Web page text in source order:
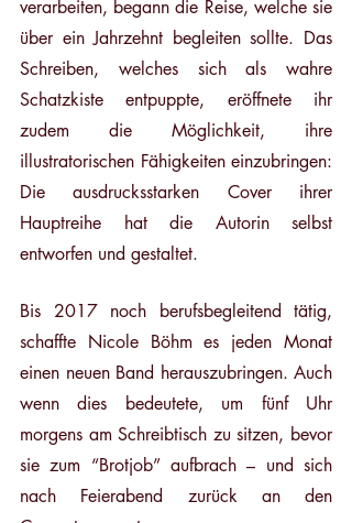
verarbeiten, begann die Reise, welche sie
über ein Jahrzehnt begleiten sollte. Das
Schreiben, welches sich als wahre
Schatzkiste entpuppte, eröffnete ihr
zudem die Möglichkeit, ihre
illustratorischen Fähigkeiten einzubringen:
Die ausdrucksstarken Cover ihrer
Hauptreihe hat die Autorin selbst
entworfen und gestaltet.
Bis 2017 noch berufsbegleitend tätig,
schaffte Nicole Böhm es jeden Monat
einen neuen Band herauszubringen. Auch
wenn dies bedeutete, um fünf Uhr
morgens am Schreibtisch zu sitzen, bevor
sie zum “Brotjob” aufbrach – und sich
nach Feierabend zurück an den